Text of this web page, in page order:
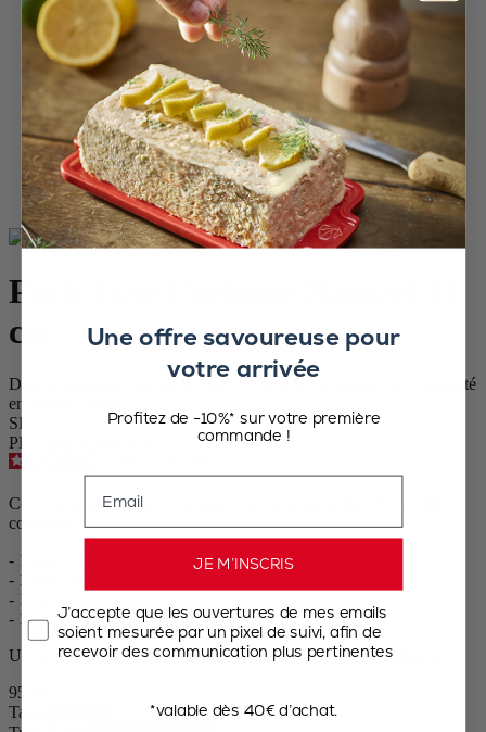
Accueil
Moulins épices
Duos et combi 2 en 1
Pack Line Carbone Naturel 12 cm
Pack Line Carbone Naturel 12
cm
Duo de moulins à poivre et à sel 12 cm avec entonnoir inox présenté
en coffret cadeau
SKU
PK-LINE-CAR-NAT-12
Cet ensemble de moulins design et graphiques présenté en coffret
comprend :
- 1 moulin à poivre Line carbone 12 cm
- 1 moulin à sel Line aluminium 12 cm
- 1 entonnoir inox
- 1 sachet échantillon de poivre et de sel
Un duo Made in France pour une déco de table chic et élégante.
95,80 €
Taille
Une offre savoureuse pour
votre arrivée
Profitez de -10%* sur votre première
commande !
JE M’INSCRIS
J’accepte que les ouvertures de mes emails
soient mesurée par un pixel de suivi, afin de
recevoir des communication plus pertinentes
*valable dès 40€ d’achat.